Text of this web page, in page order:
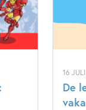
16
De